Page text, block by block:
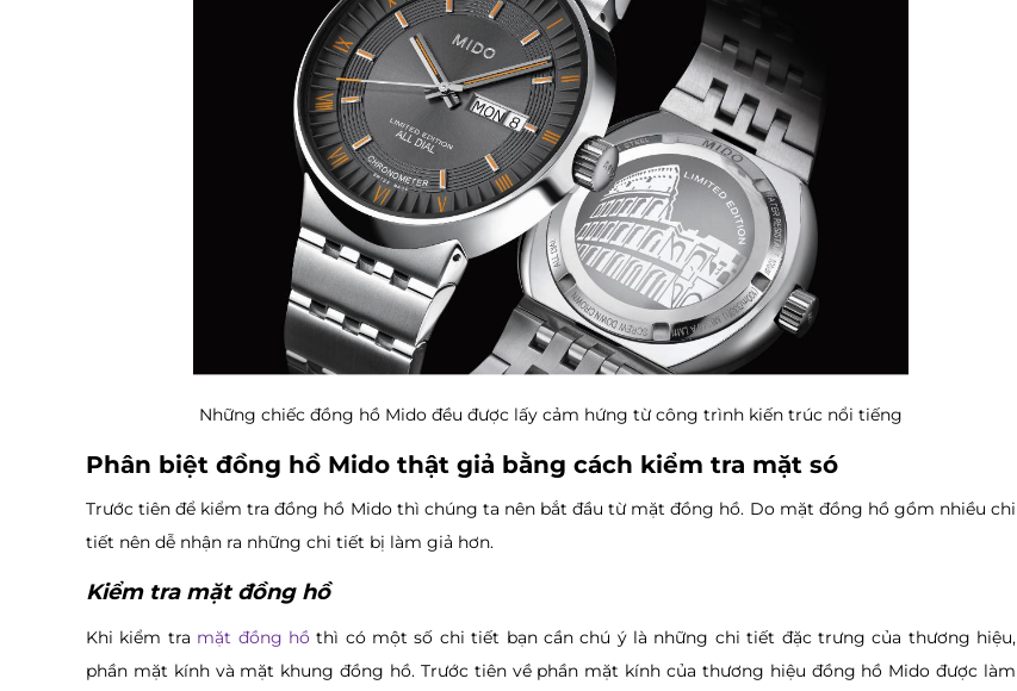
Những chiếc đồng hồ Mido đều được lấy cảm hứng từ công trình kiến trúc nổi tiếng
Phân biệt đồng hồ Mido thật giả bằng cách kiểm tra mặt só
Trước tiên để kiểm tra đồng hồ Mido thì chúng ta nên bắt đầu từ mặt đồng hồ. Do mặt đồng hồ gồm nhiều chi
tiết nên dễ nhận ra những chi tiết bị làm giả hơn.
Kiểm tra mặt đồng hồ
Khi kiểm tra mặt đồng hồ thì có một số chi tiết bạn cần chú ý là những chi tiết đặc trưng của thương hiệu,
phần mặt kính và mặt khung đồng hồ. Trước tiên về phần mặt kính của thương hiệu đồng hồ Mido được làm